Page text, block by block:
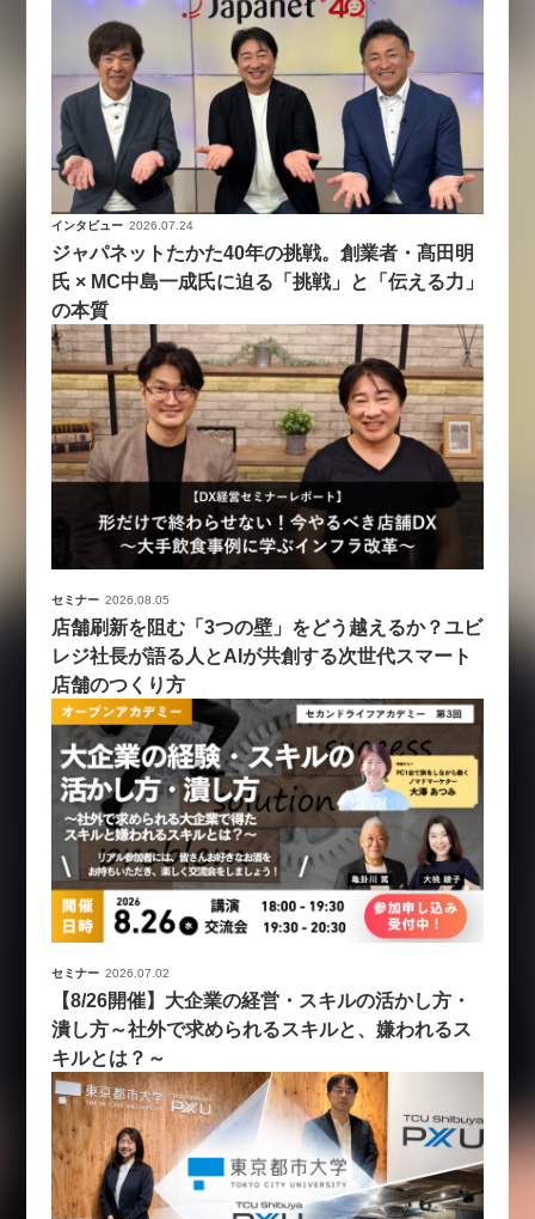
インタビュー 2026.07.24
ジャパネットたかた40年の挑戦。創業者・髙田明
氏 × MC中島一成氏に迫る「挑戦」と「伝える力」
の本質
セミナー 2026.08.05
店舗刷新を阻む「3つの壁」をどう越えるか？ユビ
レジ社長が語る人とAIが共創する次世代スマート
店舗のつくり方
セミナー 2026.07.02
【8/26開催】大企業の経営・スキルの活かし方・
潰し方～社外で求められるスキルと、嫌われるス
キルとは？～